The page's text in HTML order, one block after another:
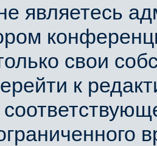
являетесь
свои
к